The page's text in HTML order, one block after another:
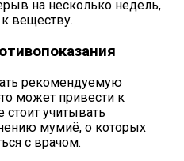
на несколько недель,
веществу.
рекомендуемую
может привести к
учитывать
мумиё, о которых
с врачом.